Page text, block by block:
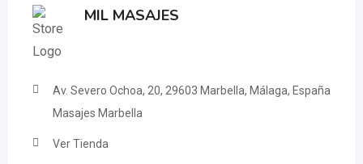
MIL MASAJES
Av. Severo Ochoa, 20, 29603 Marbella, Málaga, España
Masajes Marbella
Ver Tienda